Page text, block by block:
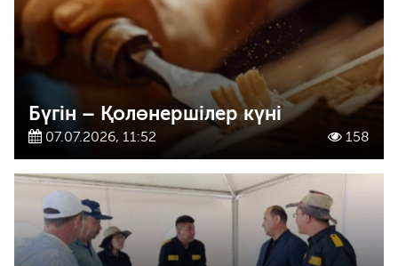
Бүгін – Қолөнершілер күні
07.07.2026, 11:52 158